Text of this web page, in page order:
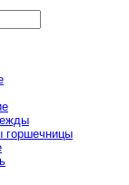
горшечницы